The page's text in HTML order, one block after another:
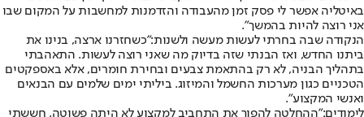
באיטליה אפשר לי פסק זמן מהעבודה והזדמנות למחשבות על המקום שבו
אני רוצה להיות בהמשך".
הנקודה שבה בחרתי לעשות מעשה ולשנות:"כשחזרנו ארצה, בנינו את
ביתנו החדש, ואז הבנתי שזה בדיוק מה שאני רוצה לעשות. התאהבתי
בתהליך הבניה, לא רק בהתאמת צבעים ובחירת חומרים, אלא באספקטים
הטכניים כגון מערכות החשמל והמיזוג. ביליתי ימים שלמים עם הבנאים
ואנשי המקצוע".
לימודים:"ההחלטה להפוך את התחביב למקצוע לא היתה פשוטה. חששתי